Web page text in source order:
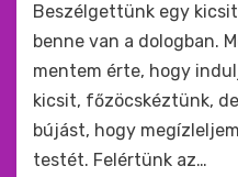
Beszélgettünk egy
benne van a dologban.
mentem érte, hogy
kicsit, főzöcskéztünk,
bújást, hogy
testét. Felértünk az…